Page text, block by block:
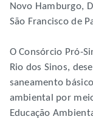
Novo Hamburgo,
São Francisco de
O Consórcio Pró-
Rio dos Sinos,
saneamento
ambiental por
Educação